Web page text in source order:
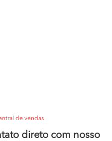
de vendas
direto com nosso